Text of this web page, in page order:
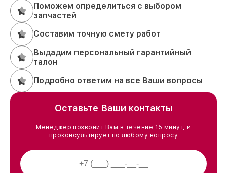
Поможем определиться с выбором
запчастей
Составим точную смету работ
Выдадим персональный гарантийный
талон
Подробно ответим на все Ваши вопросы
Оставьте Ваши контакты
Менеджер позвонит Вам в течение 15 минут, и
проконсультирует по любому вопросу